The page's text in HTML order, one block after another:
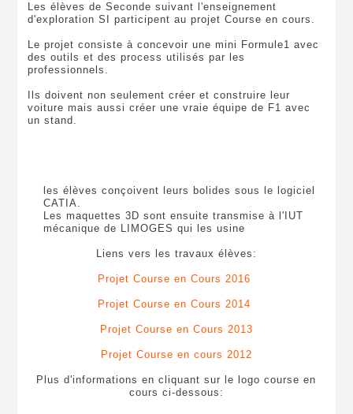
Les élèves de Seconde suivant l'enseignement
d'exploration SI participent au projet Course en cours.
Le projet consiste à concevoir une mini Formule1 avec
des outils et des process utilisés par les
professionnels.
Ils doivent non seulement créer et construire leur
voiture mais aussi créer une vraie équipe de F1 avec
un stand.
les élèves conçoivent leurs bolides sous le logiciel
CATIA.
Les maquettes 3D sont ensuite transmise à l'IUT
mécanique de LIMOGES qui les usine
Liens vers les travaux élèves:
Projet Course en Cours 2016
Projet Course en Cours 2014
Projet Course en Cours 2013
Projet Course en cours 2012
Plus d'informations en cliquant sur le logo course en
cours ci-dessous: